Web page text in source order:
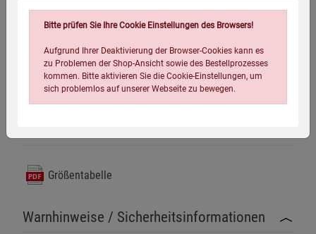
2 seitliche Schubtaschen
2 große aufgesetzte Beintaschen
2 Gesäßtaschen mit Patte und Knopfverschluss
Beinabschluss mit Zugband
Größentabelle
Warnhinweise / Sicherheitsinformationen
Bitte prüfen Sie Ihre Cookie Einstellungen des Browsers!
Aufgrund Ihrer Deaktivierung der Browser-Cookies kann es
zu Problemen der Shop-Ansicht sowie des Bestellprozesses
kommen. Bitte aktivieren Sie die Cookie-Einstellungen, um
sich problemlos auf unserer Webseite zu bewegen.
Einstellungen speichern für die GruppeEinstellungen speichern für die Gruppe